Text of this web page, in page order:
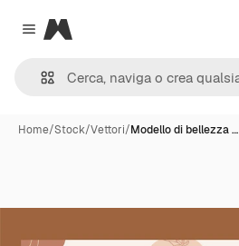
Close menu
Magnific
Home/Stock/Vettori/Modello di bellezza …